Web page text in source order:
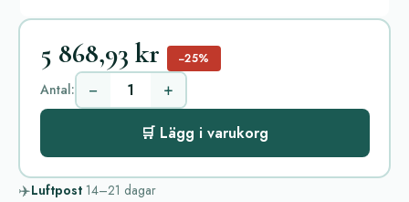
5 868,93 kr −25%
Antal: − +
🛒 Lägg i varukorg
✈️Luftpost 14–21 dagar